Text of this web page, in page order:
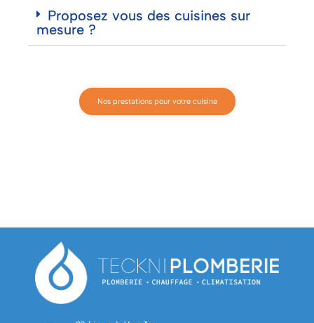
Proposez vous des cuisines sur
mesure ?
Nos prestations pour votre cuisine